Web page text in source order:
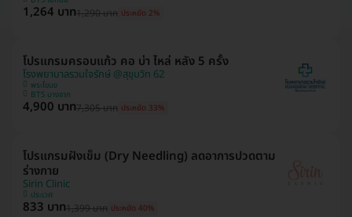
1,264 บาท1,290 บาท ประหยัด 2%
โปรแกรมครอบแก้ว คอ บ่า ไหล่ หลัง 5 ครั้ง
โรงพยาบาลรวมใจรักษ์ @สุขุมวิท 62
พระโขนง
BTS บางจาก
4,900 บาท7,305 บาท ประหยัด 33%
โปรแกรมฝังเข็ม (Dry Needling) ลดอาการปวดตาม
ร่างกาย
Sirin Clinic
ประเวศ
833 บาท1,399 บาท ประหยัด 40%